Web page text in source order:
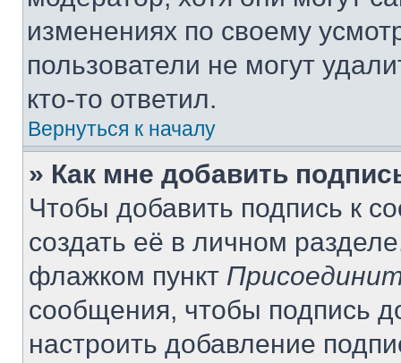
изменениях по своему
пользователи не могут
кто-то ответил.
Вернуться к началу
» Как мне добавить
Чтобы добавить подпись к
создать её в личном
флажком пункт
сообщения, чтобы подпись
настроить добавление